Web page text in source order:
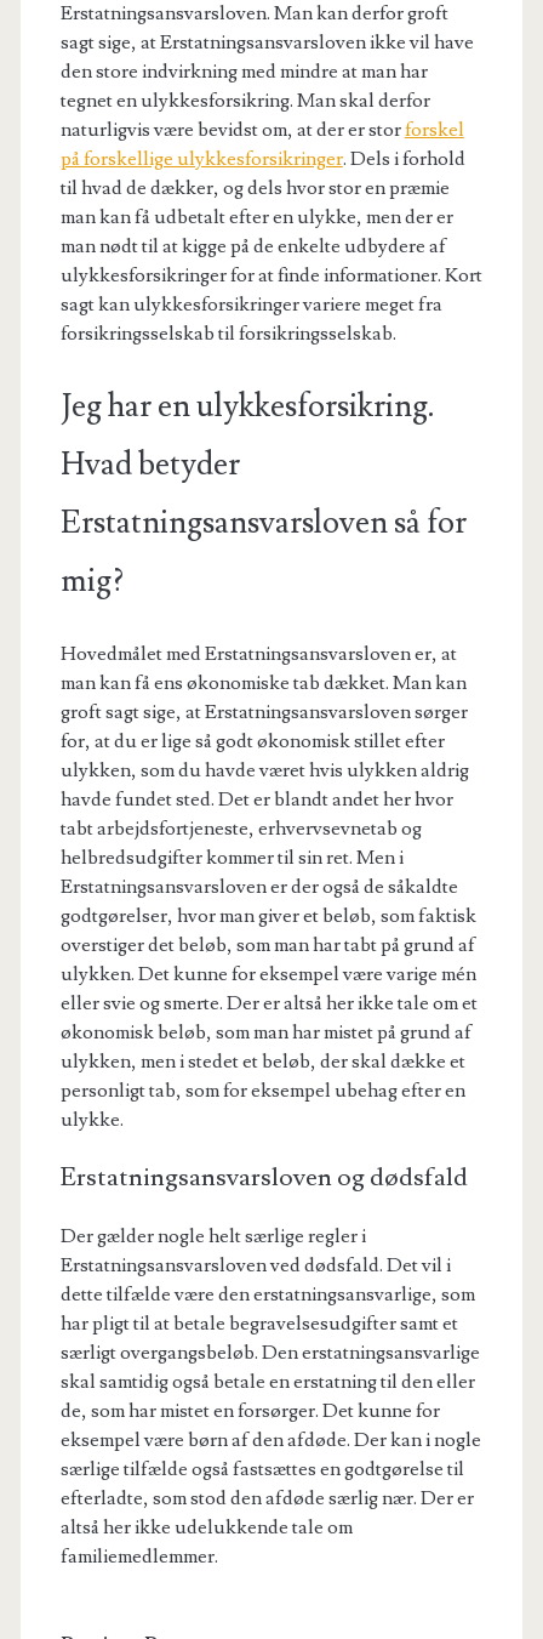
Erstatningsansvarsloven. Man kan derfor groft
sagt sige, at Erstatningsansvarsloven ikke vil have
den store indvirkning med mindre at man har
tegnet en ulykkesforsikring. Man skal derfor
naturligvis være bevidst om, at der er storforskel
på forskellige ulykkesforsikringer. Dels i forhold
til hvad de dækker, og dels hvor stor en præmie
man kan få udbetalt efter en ulykke, men der er
man nødt til at kigge på de enkelte udbydere af
ulykkesforsikringer for at finde informationer. Kort
sagt kan ulykkesforsikringer variere meget fra
forsikringsselskab til forsikringsselskab.
Jeg har en ulykkesforsikring.
Hvad betyder
Erstatningsansvarsloven så for
mig?
Hovedmålet med Erstatningsansvarsloven er, at
man kan få ens økonomiske tab dækket. Man kan
groft sagt sige, at Erstatningsansvarsloven sørger
for, at du er lige så godt økonomisk stillet efter
ulykken, som du havde været hvis ulykken aldrig
havde fundet sted. Det er blandt andet her hvor
tabt arbejdsfortjeneste, erhvervsevnetab og
helbredsudgifter kommer til sin ret. Men i
Erstatningsansvarsloven er der også de såkaldte
godtgørelser, hvor man giver et beløb, som faktisk
overstiger det beløb, som man har tabt på grund af
ulykken. Det kunne for eksempel være varige mén
eller svie og smerte. Der er altså her ikke tale om et
økonomisk beløb, som man har mistet på grund af
ulykken, men i stedet et beløb, der skal dække et
personligt tab, som for eksempel ubehag efter en
ulykke.
Erstatningsansvarsloven og dødsfald
Der gælder nogle helt særlige regler i
Erstatningsansvarsloven ved dødsfald. Det vil i
dette tilfælde være den erstatningsansvarlige, som
har pligt til at betale begravelsesudgifter samt et
særligt overgangsbeløb. Den erstatningsansvarlige
skal samtidig også betale en erstatning til den eller
de, som har mistet en forsørger. Det kunne for
eksempel være børn af den afdøde. Der kan i nogle
særlige tilfælde også fastsættes en godtgørelse til
efterladte, som stod den afdøde særlig nær. Der er
altså her ikke udelukkende tale om
familiemedlemmer.